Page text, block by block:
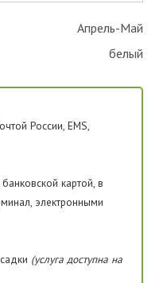
Апрель-Май
белый
России, EMS,
картой, в
электронными
(услуга доступна на